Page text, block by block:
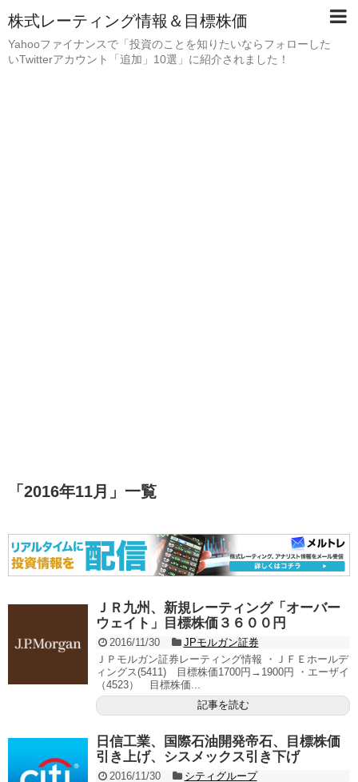
株式レーティング情報＆目標株価
Yahooファイナンスで「投資のことを知りたいならフォローした
いTwitterアカウント「追加」10選」に紹介されました！
「 2016年11月 」 一覧
ＪＲ九州、新規レーティング「オーバー
ウェイト」目標株価３６００円
2016/11/30
JPモルガン証券
ＪＰモルガン証券レーティング情報 ・ＪＦＥホールデ
ィングス(5411) 目標株価1700円→1900円 ・エーザイ
（4523） 目標株価...
記事を読む
日信工業、国際石油開発帝石、目標株価
引き上げ、シスメックス引き下げ
2016/11/30
シティグループ